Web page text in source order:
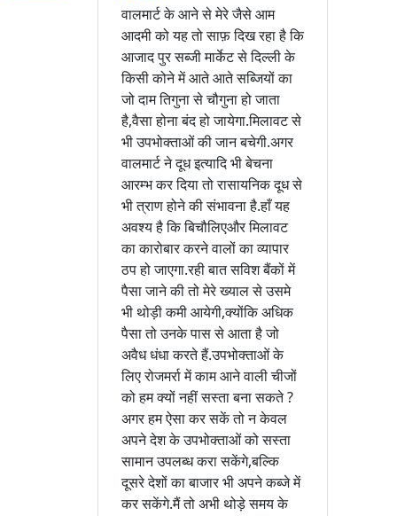
वालमार्ट के आने से मेरे जैसे आम
आदमी को यह तो साफ़ दिख रहा है कि
आजाद पुर सब्जी मार्केट से दिल्ली के
किसी कोने में आते आते सब्जियों का
जो दाम तिगुना से चौगुना हो जाता
है,वैसा होना बंद हो जायेगा.मिलावट से
भी उपभोक्ताओं की जान बचेगी.अगर
वालमार्ट ने दूध इत्यादि भी बेचना
आरम्भ कर दिया तो रासायनिक दूध से
भी त्राण होने की संभावना है.हाँ यह
अवश्य है कि बिचौलिएऔर मिलावट
का कारोबार करने वालों का व्यापार
ठप हो जाएगा.रही बात सविश बैंकों में
पैसा जाने की तो मेरे ख्याल से उसमे
भी थोड़ी कमी आयेगी,क्योंकि अधिक
पैसा तो उनके पास से आता है जो
अवैध धंधा करते हैं.उपभोक्ताओं के
लिए रोजमर्रा में काम आने वाली चीजों
को हम क्यों नहीं सस्ता बना सकते ?
अगर हम ऐसा कर सकें तो न केवल
अपने देश के उपभोक्ताओं को सस्ता
सामान उपलब्ध करा सकेंगे,बल्कि
दूसरे देशों का बाजार भी अपने कब्जे में
कर सकेंगे.मैं तो अभी थोड़े समय के